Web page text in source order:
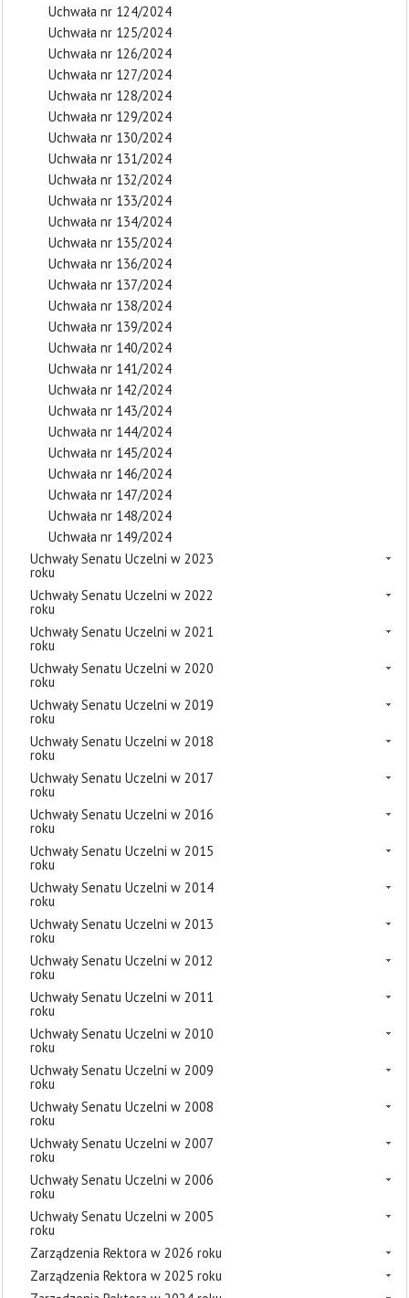
Uchwała nr 124/2024
Uchwała nr 125/2024
Uchwała nr 126/2024
Uchwała nr 127/2024
Uchwała nr 128/2024
Uchwała nr 129/2024
Uchwała nr 130/2024
Uchwała nr 131/2024
Uchwała nr 132/2024
Uchwała nr 133/2024
Uchwała nr 134/2024
Uchwała nr 135/2024
Uchwała nr 136/2024
Uchwała nr 137/2024
Uchwała nr 138/2024
Uchwała nr 139/2024
Uchwała nr 140/2024
Uchwała nr 141/2024
Uchwała nr 142/2024
Uchwała nr 143/2024
Uchwała nr 144/2024
Uchwała nr 145/2024
Uchwała nr 146/2024
Uchwała nr 147/2024
Uchwała nr 148/2024
Uchwała nr 149/2024
Uchwały Senatu Uczelni w 2023
roku
Uchwały Senatu Uczelni w 2022
roku
Uchwały Senatu Uczelni w 2021
roku
Uchwały Senatu Uczelni w 2020
roku
Uchwały Senatu Uczelni w 2019
roku
Uchwały Senatu Uczelni w 2018
roku
Uchwały Senatu Uczelni w 2017
roku
Uchwały Senatu Uczelni w 2016
roku
Uchwały Senatu Uczelni w 2015
roku
Uchwały Senatu Uczelni w 2014
roku
Uchwały Senatu Uczelni w 2013
roku
Uchwały Senatu Uczelni w 2012
roku
Uchwały Senatu Uczelni w 2011
roku
Uchwały Senatu Uczelni w 2010
roku
Uchwały Senatu Uczelni w 2009
roku
Uchwały Senatu Uczelni w 2008
roku
Uchwały Senatu Uczelni w 2007
roku
Uchwały Senatu Uczelni w 2006
roku
Uchwały Senatu Uczelni w 2005
roku
Zarządzenia Rektora w 2026 roku
Zarządzenia Rektora w 2025 roku